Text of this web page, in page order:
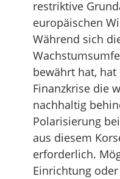
restriktive
europäischen
Während sich
bewährt hat,
Finanzkrise die
nachhaltig
Polarisierung
aus diesem
erforderlich.
Einrichtung